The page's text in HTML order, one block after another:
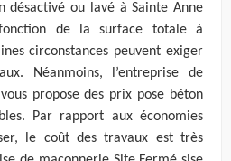
désactivé ou lavé à Sainte Anne
de la surface totale à
circonstances peuvent exiger
Néanmoins, l’entreprise de
propose des prix pose béton
Par rapport aux économies
le coût des travaux est très